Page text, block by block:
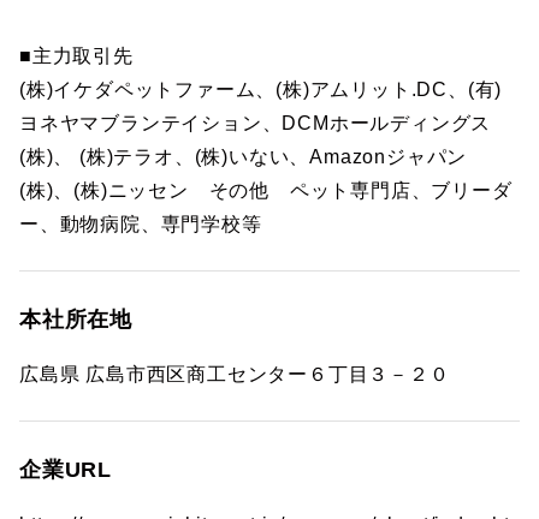
■主力取引先
(株)イケダペットファーム、(株)アムリット.DC、(有)
ヨネヤマブランテイション、DCMホールディングス
(株)、 (株)テラオ、(株)いない、Amazonジャパン
(株)、(株)ニッセン その他 ペット専門店、ブリーダ
ー、動物病院、専門学校等
本社所在地
広島県 広島市西区商工センター６丁目３－２０
企業URL